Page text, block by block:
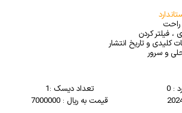
راحت
فیلتر کردن
کلیدی و تاریخ انتشار
و سرور
تعداد دیسک :1
: 0
قیمت به ریال : 7000000